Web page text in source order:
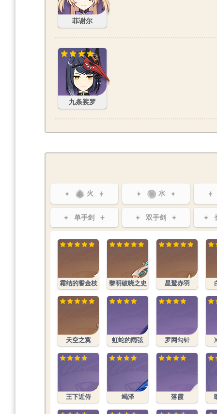
菲谢尔
九条裟罗
九条裟罗
火 水
单手剑 双手剑
霜结的誓金枝 黎明破晓之史 星鹫赤羽
天空之翼 虹蛇的雨弦 罗网勾针
王下近侍 竭泽 落霞